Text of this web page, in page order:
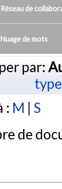
Réseau de
Nuage de mots
par:
: M | S
de